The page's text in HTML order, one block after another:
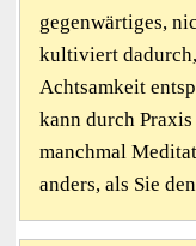
gegenwärtiges,
kultiviert
Achtsamkeit
kann durch
manchmal
anders, als Sie